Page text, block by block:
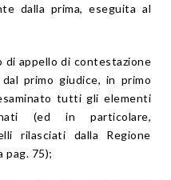
dalla prima, eseguita al
di appello di contestazione
primo giudice, in primo
tutti gli elementi
(ed in particolare,
rilasciati dalla Regione
pag. 75);